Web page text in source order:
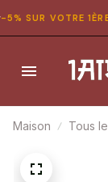
SUR VOTRE 1ÈRE
Maison Tous